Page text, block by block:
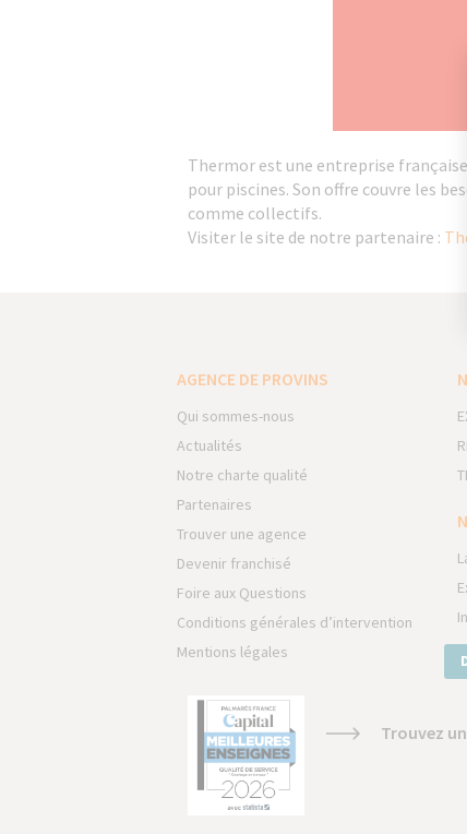
Thermor est une entreprise
pour piscines. Son offre couvre les
comme collectifs.
Visiter le site de notre partenaire :
AGENCE DE PROVINS
Qui sommes-nous
Actualités
Notre charte qualité
Partenaires
Trouver une agence
Devenir franchisé
Foire aux Questions
Conditions générales d’intervention
Mentions légales
Trouvez